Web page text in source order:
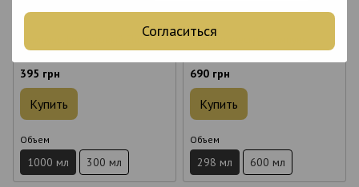
Согласиться
Шампунь фиолетовый Elinor
Color Purple Shampoo For
Blonde Hair для осветленных
волос 1 л
395 грн
Купить
Объем
1000 мл 300 мл
Энергетический шампунь
Beaver Professional Thickening
Scalp Energy Cleanser для
густоты и против выпадения
волос 298 мл
690 грн
Купить
Объем
298 мл 600 мл